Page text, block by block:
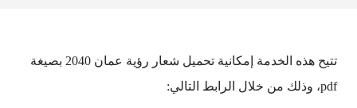
تتيح هذه الخدمة إمكانية تحميل شعار رؤية عمان 2040 بصيغة
pdf، وذلك من خلال الرابط التالي: